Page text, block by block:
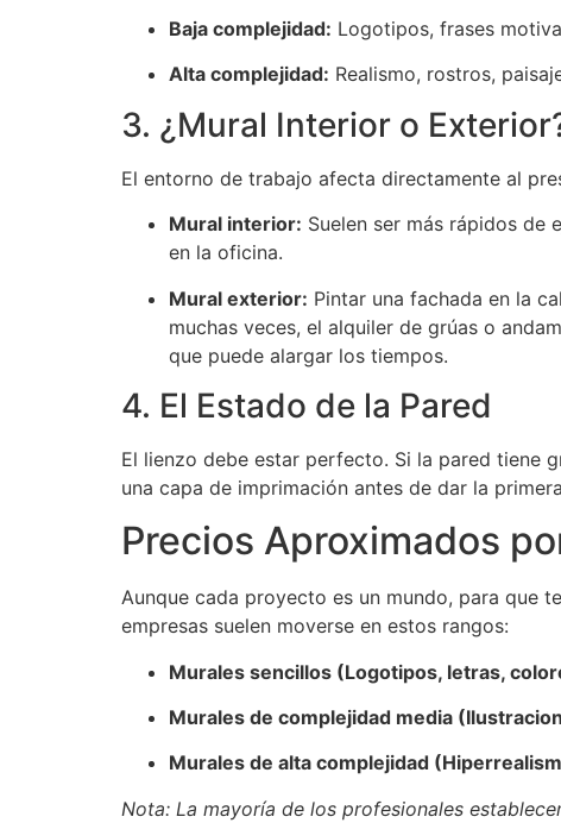
Baja complejidad: Logotipos, frases
Alta complejidad: Realismo, rostros,
3. ¿Mural Interior o
El entorno de trabajo afecta directamente al
Mural interior: Suelen ser más rápidos de
en la oficina.
Mural exterior: Pintar una fachada en la
muchas veces, el alquiler de grúas o
que puede alargar los tiempos.
4. El Estado de la Pared
El lienzo debe estar perfecto. Si la pared tiene
una capa de imprimación antes de dar la
Precios Aproximados
Aunque cada proyecto es un mundo, para que
empresas suelen moverse en estos rangos:
Murales sencillos (Logotipos, letras,
Murales de complejidad media
Murales de alta complejidad
Nota: La mayoría de los profesionales